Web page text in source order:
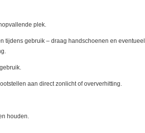
plek.
tijdens gebruik – draag handschoenen en eventueel
aan direct zonlicht of oververhitting.
houden.